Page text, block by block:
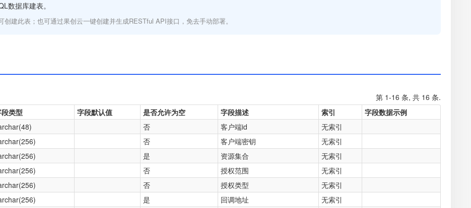
数据库建表。
建此表；也可通过果创云一键创建并生成RESTful API接口，免去手动部署。
第 1-16 条, 共 16 条.
类型 字段默认值 是否允许为空 字段描述 索引
字段数据示例
否 客户端id
无索引
否 客户端密钥
无索引
是 资源集合
无索引
否 授权范围
无索引
否 授权类型
无索引
是 回调地址
无索引